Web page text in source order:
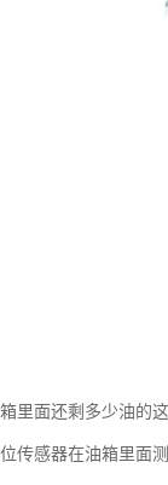
里面还剩多少油的
传感器在油箱里面